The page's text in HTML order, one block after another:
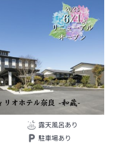
露天風呂あり
駐車場あり